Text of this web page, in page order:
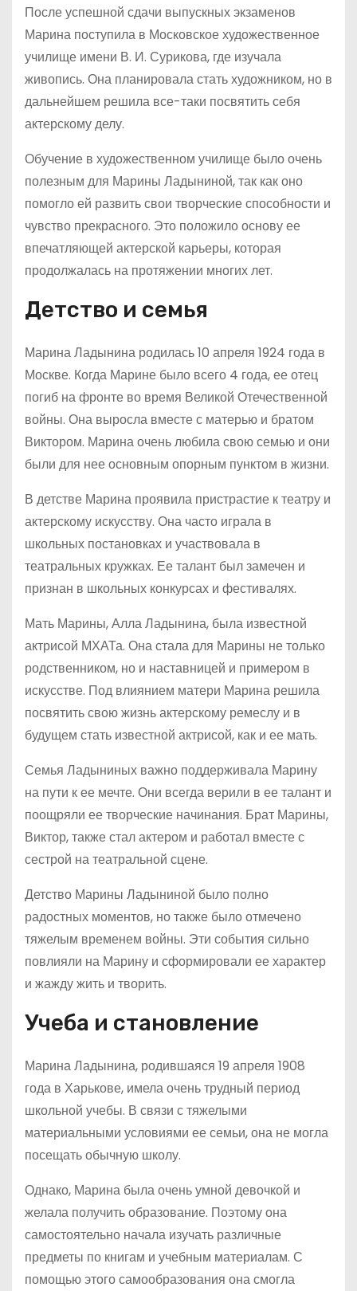
После успешной сдачи выпускных экзаменов
Марина поступила в Московское художественное
училище имени В. И. Сурикова, где изучала
живопись. Она планировала стать художником, но в
дальнейшем решила все-таки посвятить себя
актерскому делу.
Обучение в художественном училище было очень
полезным для Марины Ладыниной, так как оно
помогло ей развить свои творческие способности и
чувство прекрасного. Это положило основу ее
впечатляющей актерской карьеры, которая
продолжалась на протяжении многих лет.
Детство и семья
Марина Ладынина родилась 10 апреля 1924 года в
Москве. Когда Марине было всего 4 года, ее отец
погиб на фронте во время Великой Отечественной
войны. Она выросла вместе с матерью и братом
Виктором. Марина очень любила свою семью и они
были для нее основным опорным пунктом в жизни.
В детстве Марина проявила пристрастие к театру и
актерскому искусству. Она часто играла в
школьных постановках и участвовала в
театральных кружках. Ее талант был замечен и
признан в школьных конкурсах и фестивалях.
Мать Марины, Алла Ладынина, была известной
актрисой МХАТа. Она стала для Марины не только
родственником, но и наставницей и примером в
искусстве. Под влиянием матери Марина решила
посвятить свою жизнь актерскому ремеслу и в
будущем стать известной актрисой, как и ее мать.
Семья Ладыниных важно поддерживала Марину
на пути к ее мечте. Они всегда верили в ее талант и
поощряли ее творческие начинания. Брат Марины,
Виктор, также стал актером и работал вместе с
сестрой на театральной сцене.
Детство Марины Ладыниной было полно
радостных моментов, но также было отмечено
тяжелым временем войны. Эти события сильно
повлияли на Марину и сформировали ее характер
и жажду жить и творить.
Учеба и становление
Марина Ладынина, родившаяся 19 апреля 1908
года в Харькове, имела очень трудный период
школьной учебы. В связи с тяжелыми
материальными условиями ее семьи, она не могла
посещать обычную школу.
Однако, Марина была очень умной девочкой и
желала получить образование. Поэтому она
самостоятельно начала изучать различные
предметы по книгам и учебным материалам. С
помощью этого самообразования она смогла